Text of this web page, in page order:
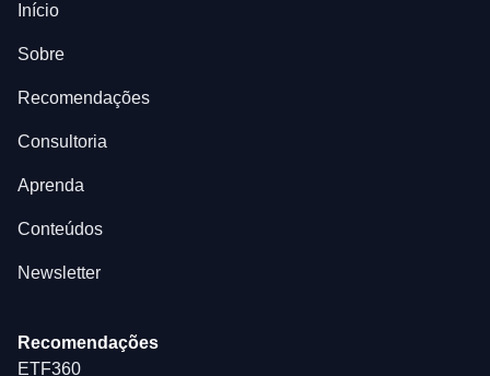
Início
Sobre
Recomendações
Consultoria
Aprenda
Conteúdos
Newsletter
Recomendações
ETF360